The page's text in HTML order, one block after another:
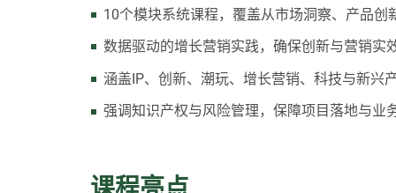
10个模块系统课程，覆盖从市场洞察、产品
数据驱动的增长营销实践，确保创新与营销实
涵盖IP、创新、潮玩、增长营销、科技与新兴
强调知识产权与风险管理，保障项目落地与业